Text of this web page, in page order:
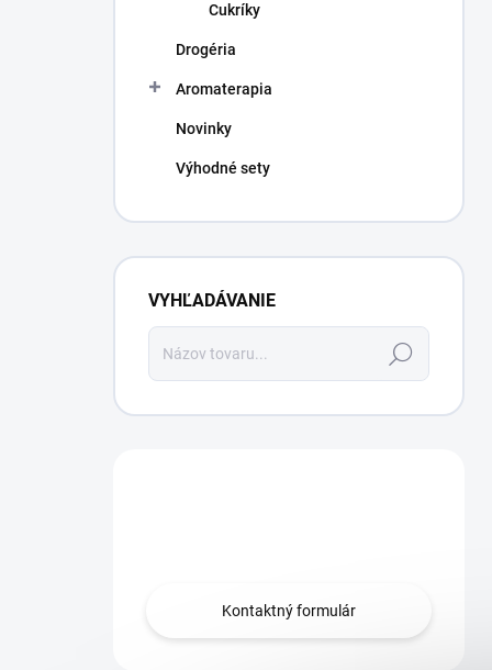
Cukríky
Drogéria
Aromaterapia
Novinky
Výhodné sety
VYHĽADÁVANIE
Hľadať
Kontaktný formulár